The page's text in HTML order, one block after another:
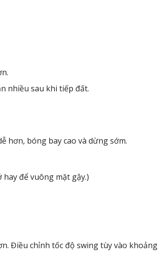
nhiều sau khi tiếp đất.
hơn, bóng bay cao và dừng sớm.
để vuông mặt gậy.)
Điều chỉnh tốc độ swing tùy vào khoảng